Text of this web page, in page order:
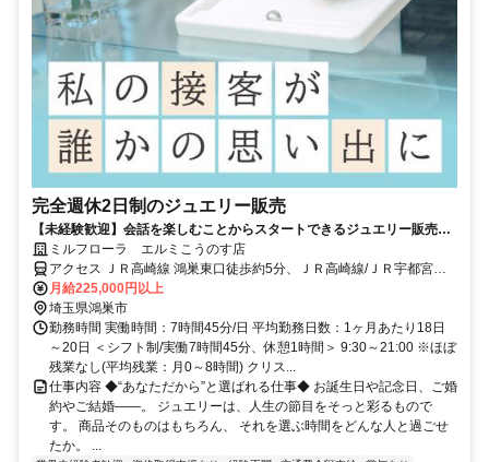
完全週休2日制のジュエリー販売
【未経験歓迎】会話を楽しむことからスタートできるジュエリー販売★
女性活躍中★ほぼ残業なし★月10日休み★ノルマなし
ミルフローラ エルミこうのす店
アクセス ＪＲ高崎線 鴻巣東口徒歩約5分、ＪＲ高崎線/ＪＲ宇都宮線
〔東北本線〕・ＪＲ上野東京ライン 北本西口徒歩約49分、ＪＲ高崎
線/ＪＲ宇都宮線〔東北本線〕・ＪＲ上野東京ライン 北鴻巣西口徒歩
約54分 鴻巣駅直結
月給225,000円以上
埼玉県鴻巣市
勤務時間 実働時間：7時間45分/日 平均勤務日数：1ヶ月あたり18日
～20日 ＜シフト制/実働7時間45分、休憩1時間＞ 9:30～21:00 ※ほぼ
残業なし(平均残業：月0～8時間) クリス...
仕事内容 ◆“あなただから”と選ばれる仕事◆ お誕生日や記念日、ご婚
約やご結婚――。 ジュエリーは、人生の節目をそっと彩るもので
す。 商品そのものはもちろん、 それを選ぶ時間をどんな人と過ごせ
たか。 ...